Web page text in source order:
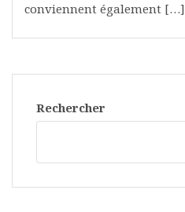
conviennent également […]
Rechercher